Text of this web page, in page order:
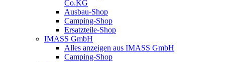
Co.KG
Ausbau-Shop
Camping-Shop
Ersatzteile-Shop
IMASS GmbH
Alles anzeigen aus IMASS GmbH
Camping-Shop